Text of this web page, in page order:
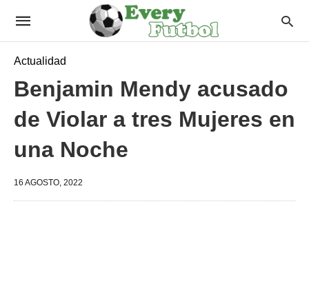
Actualidad
Benjamin Mendy acusado
de Violar a tres Mujeres en
una Noche
16 AGOSTO, 2022